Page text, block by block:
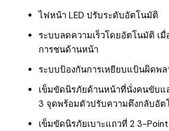
ไฟหน้า LED ปรับระดับอัตโนมัติ
ระบบลดความเร็วโดยอัตโนมัติ เ
การชนด้านหน้า
ระบบป้องกันการเหยียบแป้นผิดพล
เข็มขัดนิรภัยด้านหน้าที่นั่งคนขับแ
3 จุดพร้อมตัวปรับความตึงกลับอัต
เข็มขัดนิรภัยเบาะแถวที่ 2 3-Point